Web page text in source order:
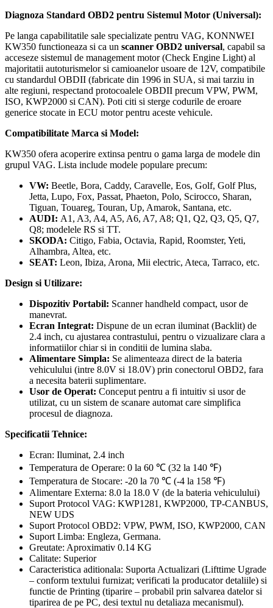
Diagnoza Standard OBD2 pentru Sistemul Motor (Universal):
Pe langa capabilitatile sale specializate pentru VAG, KONNWEI
KW350 functioneaza si ca un scanner OBD2 universal, capabil sa
acceseze sistemul de management motor (Check Engine Light) al
majoritatii autoturismelor si camioanelor usoare de 12V, compatibile
cu standardul OBDII (fabricate din 1996 in SUA, si mai tarziu in
alte regiuni, respectand protocoalele OBDII precum VPW, PWM,
ISO, KWP2000 si CAN). Poti citi si sterge codurile de eroare
generice stocate in ECU motor pentru aceste vehicule.
Compatibilitate Marca si Model:
KW350 ofera acoperire extinsa pentru o gama larga de modele din
grupul VAG. Lista include modele populare precum:
VW: Beetle, Bora, Caddy, Caravelle, Eos, Golf, Golf Plus,
Jetta, Lupo, Fox, Passat, Phaeton, Polo, Scirocco, Sharan,
Tiguan, Touareg, Touran, Up, Amarok, Santana, etc.
AUDI: A1, A3, A4, A5, A6, A7, A8; Q1, Q2, Q3, Q5, Q7,
Q8; modelele RS si TT.
SKODA: Citigo, Fabia, Octavia, Rapid, Roomster, Yeti,
Alhambra, Altea, etc.
SEAT: Leon, Ibiza, Arona, Mii electric, Ateca, Tarraco, etc.
Design si Utilizare:
Dispozitiv Portabil: Scanner handheld compact, usor de
manevrat.
Ecran Integrat: Dispune de un ecran iluminat (Backlit) de
2.4 inch, cu ajustarea contrastului, pentru o vizualizare clara a
informatiilor chiar si in conditii de lumina slaba.
Alimentare Simpla: Se alimenteaza direct de la bateria
vehiculului (intre 8.0V si 18.0V) prin conectorul OBD2, fara
a necesita baterii suplimentare.
Usor de Operat: Conceput pentru a fi intuitiv si usor de
utilizat, cu un sistem de scanare automat care simplifica
procesul de diagnoza.
Specificatii Tehnice:
Ecran: Iluminat, 2.4 inch
Temperatura de Operare: 0 la 60 ℃ (32 la 140 ℉)
Temperatura de Stocare: -20 la 70 ℃ (-4 la 158 ℉)
Alimentare Externa: 8.0 la 18.0 V (de la bateria vehiculului)
Suport Protocol VAG: KWP1281, KWP2000, TP-CANBUS,
NEW UDS
Suport Protocol OBD2: VPW, PWM, ISO, KWP2000, CAN
Suport Limba: Engleza, Germana.
Greutate: Aproximativ 0.14 KG
Calitate: Superior
Caracteristica aditionala: Suporta Actualizari (Lifttime Ugrade
– conform textului furnizat; verificati la producator detaliile) si
functie de Printing (tiparire – probabil prin salvarea datelor si
tiparirea de pe PC, desi textul nu detaliaza mecanismul).